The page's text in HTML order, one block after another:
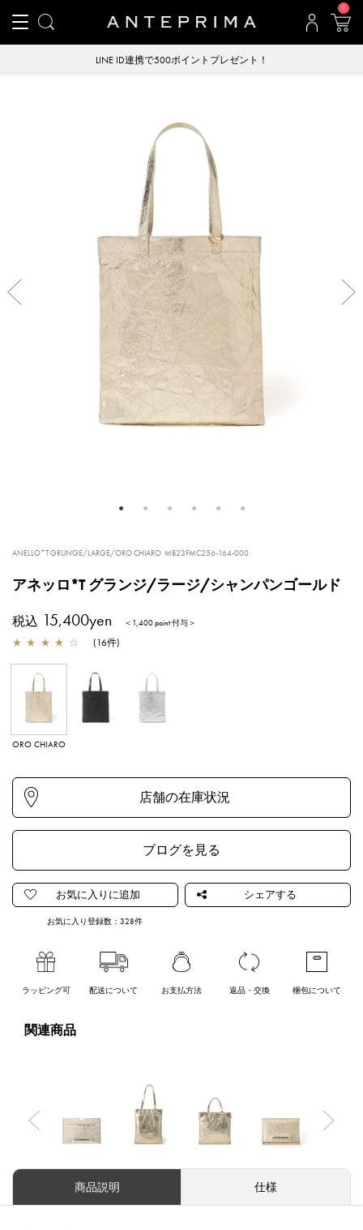
0
LINE ID連携で500ポイントプレゼント！
ANELLO*T GRUNGE/LARGE/ORO CHIARO MB23FMC256-164-000
アネッロ*T グランジ/ラージ/シャンパンゴールド
税込 15,400yen ＜1,400 point 付与＞
★ ★ ★ ★ ☆ (16件)
ORO CHIARO
ブログを見る
お気に入り登録数：328件
ラッピング可 配送について お支払方法 返品・交換 梱包について
関連商品
Previous
商品説明 仕様